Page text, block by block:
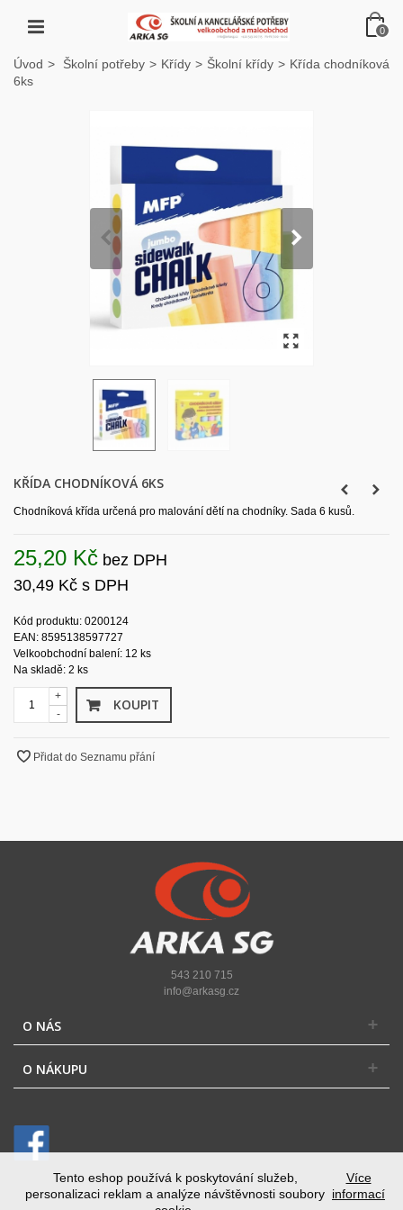
Tento eshop používá k poskytování služeb,
personalizaci reklam a analýze návštěvnosti soubory
Více
informací
0
Úvod > Školní potřeby > Křídy > Školní křídy > Křída chodníková
6ks
KŘÍDA CHODNÍKOVÁ 6KS
Chodníková křída určená pro malování dětí na chodníky. Sada 6 kusů.
25,20 Kč bez DPH
30,49 Kč s DPH
Kód produktu: 0200124
EAN: 8595138597727
Velkoobchodní balení: 12 ks
Na skladě: 2 ks
-
+ KOUPIT
Přidat do Seznamu přání
543 210 715
info@arkasg.cz
O NÁS
O NÁKUPU